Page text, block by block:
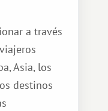
a través
Asia, los
destinos